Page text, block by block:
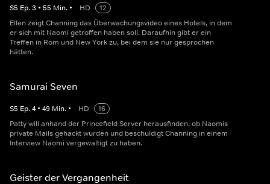
S5 Ep.3 • 55 Min. • HD
12
Ellen zeigt Channing das Überwachungsvideo eines Hotels, in dem
er sich mit Naomi getroffen haben soll. Daraufhin gibt er ein
Treffen in Rom und New York zu, bei dem sie nur gesprochen
hätten.
Samurai Seven
S5 Ep.4 • 49 Min. • HD
16
Patty will anhand der Princefield Server herausfinden, ob Naomis
private Mails gehackt wurden und beschuldigt Channing in einem
Interview Naomi vergewaltigt zu haben.
Geister der Vergangenheit